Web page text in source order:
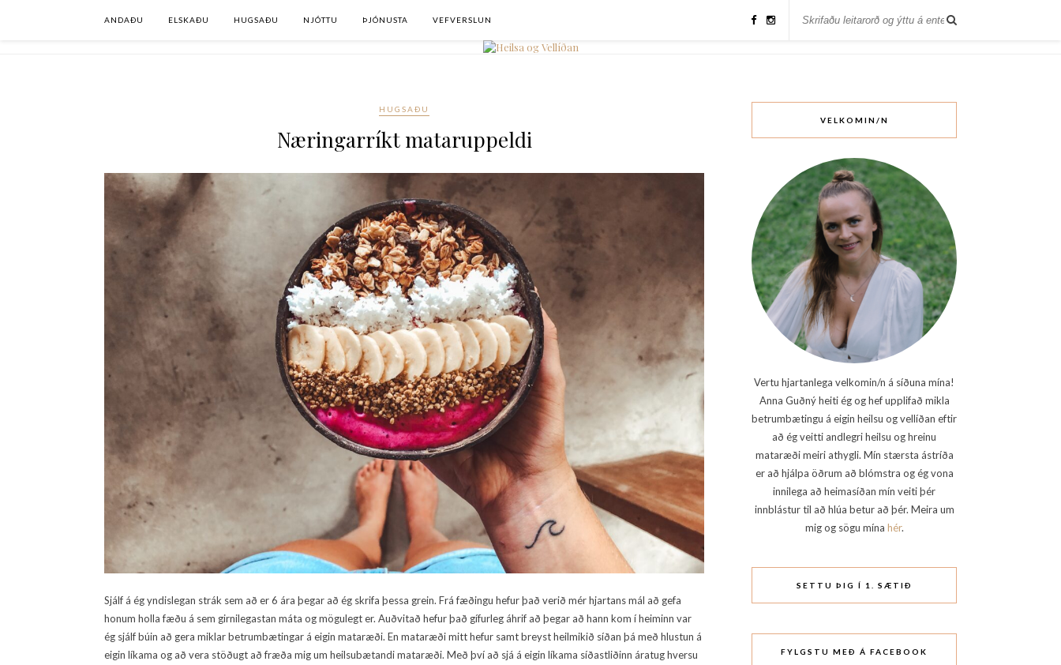
ANDAÐU ELSKAÐU HUGSAÐU NJÓTTU ÞJÓNUSTA VEFVERSLUN
HUGSAÐU
Næringarríkt mataruppeldi
Sjálf á ég yndislegan strák sem að er 6 ára þegar að ég skrifa þessa grein. Frá fæðingu hefur það verið mér hjartans mál að gefa
honum holla fæðu á sem girnilegastan máta og mögulegt er. Auðvitað hefur það gífurleg áhrif að þegar að hann kom í heiminn var
ég sjálf búin að gera miklar betrumbætingar á eigin mataræði. En mataræði mitt hefur samt breyst heilmikið síðan þá með hlustun á
eigin líkama og að vera stöðugt að fræða mig um heilsubætandi mataræði. Með því að sjá á eigin líkama síðastliðinn áratug hversu
VELKOMIN/N
Vertu hjartanlega velkomin/n á síðuna mína!
Anna Guðný heiti ég og hef upplifað mikla
betrumbætingu á eigin heilsu og vellíðan eftir
að ég veitti andlegri heilsu og hreinu
mataræði meiri athygli. Mín stærsta ástríða
er að hjálpa öðrum að blómstra og ég vona
innilega að heimasíðan mín veiti þér
innblástur til að hlúa betur að þér. Meira um
mig og sögu mína hér.
SETTU ÞIG Í 1. SÆTIÐ
FYLGSTU MEÐ Á FACEBOOK